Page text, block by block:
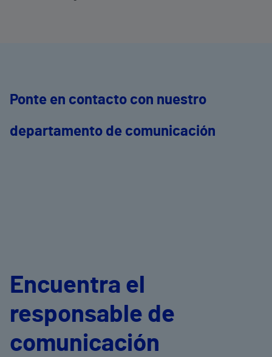
Ponte en contacto con nuestro
departamento de comunicación
Encuentra el
responsable de
comunicación